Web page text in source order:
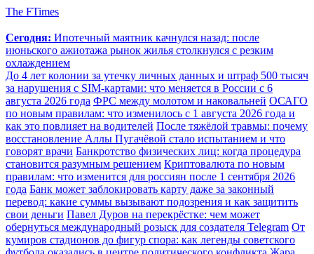
The FTimes
Сегодня: Ипотечный маятник качнулся назад: после
июньского ажиотажа рынок жилья столкнулся с резким
охлаждением
До 4 лет колонии за утечку личных данных и штраф 500 тысяч
за нарушения с SIM-картами: что меняется в России с 6
августа 2026 года ФРС между молотом и наковальней ОСАГО
по новым правилам: что изменилось с 1 августа 2026 года и
как это повлияет на водителей После тяжёлой травмы: почему
восстановление Аллы Пугачёвой стало испытанием и что
говорят врачи Банкротство физических лиц: когда процедура
становится разумным решением Криптовалюта по новым
правилам: что изменится для россиян после 1 сентября 2026
года Банк может заблокировать карту даже за законный
перевод: какие суммы вызывают подозрения и как защитить
свои деньги Павел Дуров на перекрёстке: чем может
обернуться международный розыск для создателя Telegram От
кумиров стадионов до фигур спора: как легенды советского